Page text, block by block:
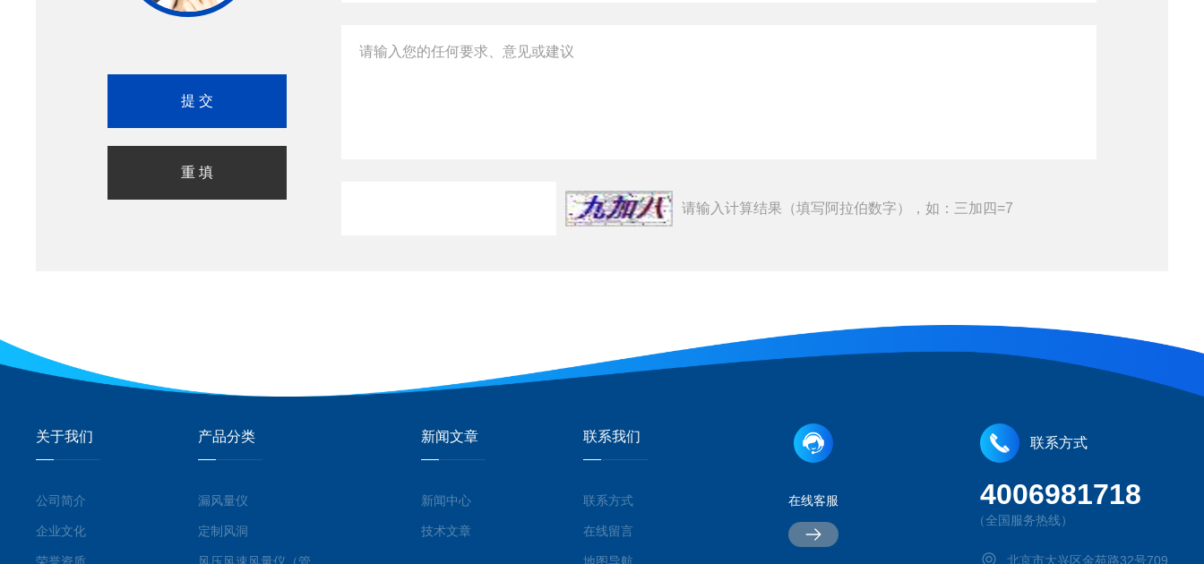
请输入计算结果（填写阿拉伯数字），如：三加四=7
关于我们
公司简介
企业文化
产品分类
漏风量仪
定制风洞
新闻文章
新闻中心
技术文章
联系我们
联系方式
在线留言
在线客服
联系方式
4006981718
（全国服务热线）
北京市大兴区金苑路32号709